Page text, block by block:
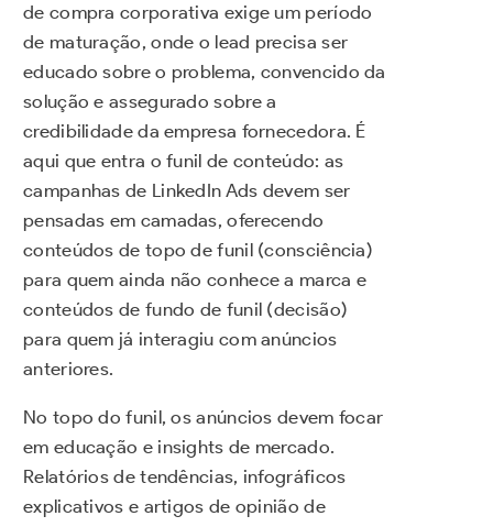
de compra corporativa exige um período
de maturação, onde o lead precisa ser
educado sobre o problema, convencido da
solução e assegurado sobre a
credibilidade da empresa fornecedora. É
aqui que entra o funil de conteúdo: as
campanhas de LinkedIn Ads devem ser
pensadas em camadas, oferecendo
conteúdos de topo de funil (consciência)
para quem ainda não conhece a marca e
conteúdos de fundo de funil (decisão)
para quem já interagiu com anúncios
anteriores.
No topo do funil, os anúncios devem focar
em educação e insights de mercado.
Relatórios de tendências, infográficos
explicativos e artigos de opinião de